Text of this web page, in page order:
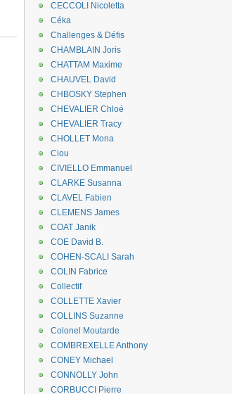
CECCOLI Nicoletta
Céka
Challenges & Défis
CHAMBLAIN Joris
CHATTAM Maxime
CHAUVEL David
CHBOSKY Stephen
CHEVALIER Chloé
CHEVALIER Tracy
CHOLLET Mona
Ciou
CIVIELLO Emmanuel
CLARKE Susanna
CLAVEL Fabien
CLEMENS James
COAT Janik
COE David B.
COHEN-SCALI Sarah
COLIN Fabrice
Collectif
COLLETTE Xavier
COLLINS Suzanne
Colonel Moutarde
COMBREXELLE Anthony
CONEY Michael
CONNOLLY John
CORBUCCI Pierre